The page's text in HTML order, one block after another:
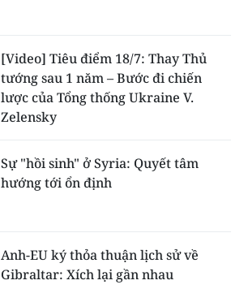
[Video] Tiêu điểm 18/7: Thay Thủ
tướng sau 1 năm – Bước đi chiến
lược của Tổng thống Ukraine V.
Zelensky
Sự "hồi sinh" ở Syria: Quyết tâm
hướng tới ổn định
Anh-EU ký thỏa thuận lịch sử về
Gibraltar: Xích lại gần nhau